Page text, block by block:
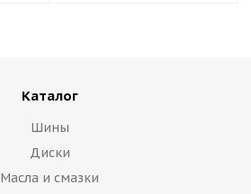
Каталог
Шины
Диски
Масла и смазки